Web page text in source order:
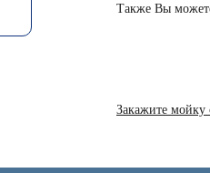
Также Вы
Закажите мойку